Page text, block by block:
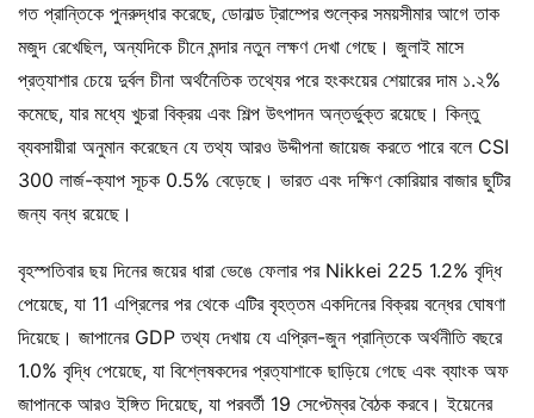
গত প্রান্তিকে পুনরুদ্ধার করেছে, ডোনাল্ড ট্রাম্পের শুল্কের সময়সীমার আগে তাক
মজুদ রেখেছিল, অন্যদিকে চীনে মন্দার নতুন লক্ষণ দেখা গেছে। জুলাই মাসে
প্রত্যাশার চেয়ে দুর্বল চীনা অর্থনৈতিক তথ্যের পরে হংকংয়ের শেয়ারের দাম ১.২%
কমেছে, যার মধ্যে খুচরা বিক্রয় এবং শিল্প উৎপাদন অন্তর্ভুক্ত রয়েছে। কিন্তু
ব্যবসায়ীরা অনুমান করেছেন যে তথ্য আরও উদ্দীপনা জায়েজ করতে পারে বলে CSI
300 লার্জ-ক্যাপ সূচক 0.5% বেড়েছে। ভারত এবং দক্ষিণ কোরিয়ার বাজার ছুটির
জন্য বন্ধ রয়েছে।
বৃহস্পতিবার ছয় দিনের জয়ের ধারা ভেঙে ফেলার পর Nikkei 225 1.2% বৃদ্ধি
পেয়েছে, যা 11 এপ্রিলের পর থেকে এটির বৃহত্তম একদিনের বিক্রয় বন্ধের ঘোষণা
দিয়েছে। জাপানের GDP তথ্য দেখায় যে এপ্রিল-জুন প্রান্তিকে অর্থনীতি বছরে
1.0% বৃদ্ধি পেয়েছে, যা বিশ্লেষকদের প্রত্যাশাকে ছাড়িয়ে গেছে এবং ব্যাংক অফ
জাপানকে আরও ইঙ্গিত দিয়েছে, যা পরবর্তী 19 সেপ্টেম্বর বৈঠক করবে। ইয়েনের